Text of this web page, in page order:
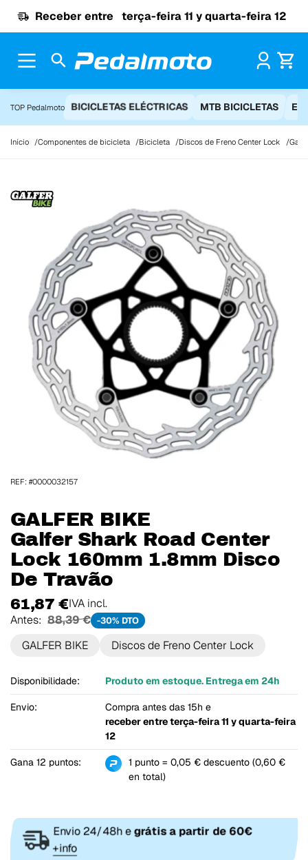
Receber entre terça-feira 11 y quarta-feira 12
TOP Pedalmoto BICICLETAS ELÉCTRICAS MTB BICICLETAS
Início Componentes de bicicleta Bicicleta Discos de Freno Center Lock
GALFER BIKE
Galfer Shark Road Center
Lock 160mm 1.8mm Disco
De Travão
61,87 €IVA incl.
Antes: 88,39 € -30% DTO
GALFER BIKE Discos de Freno Center Lock
Disponibilidade: Produto em estoque. Entrega em 24h
Envio:
Compra antes das 15h e
receber entreterça-feira 11 y quarta-feira
12
Gana 12 puntos:
1 punto = 0,05 € descuento (0,60 €
en total)
REF: #0000032157
Envio 24/48h egrátis a partir de 60€
+info